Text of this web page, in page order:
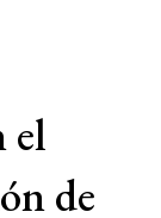
el
de